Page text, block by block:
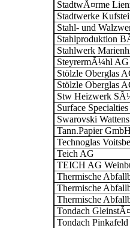
StadtwÃ¤rme
Stadtwerke
Stahl- und
Stahlproduktion
Stahlwerk
SteyrermÃ¼hl
Stölzle Oberglas
Stölzle Oberglas
Stw Heizwerk
Surface
Swarovski Wattens
Tann.Papier GmbH
Technoglas
Teich AG
TEICH AG
Thermische
Thermische
Thermische
Tondach
Tondach Pinkafeld